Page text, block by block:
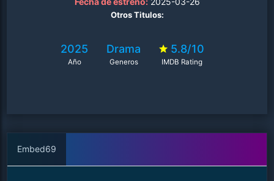
para ser miembro del jurado que tendrá que decidir la
Otros Titulos:
2025
Año
Drama
Generos
5.8/10
IMDB Rating
Embed69